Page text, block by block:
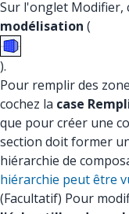
Sur l'onglet Modifier,
modélisation (
).
Pour remplir des
cochez la case
que pour créer une
section doit former
hiérarchie de
hiérarchie peut être
(Facultatif) Pour